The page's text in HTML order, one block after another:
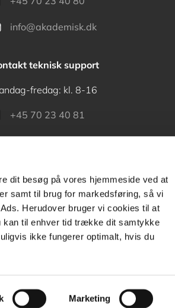
dit besøg på vores hjemmeside ved at
samt til brug for markedsføring, så vi
Herudover bruger vi cookies til at
kan til enhver tid trække dit samtykke
ikke fungerer optimalt, hvis du
Marketing
info@akademisk.dk
teknisk support
fredag: kl. 8-16
+45 70 23 40 81
receptionen
+45 70 24 00 00